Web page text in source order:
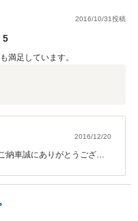
2016/10/31投稿
5
満足しています。
2016/12/20
納車誠にありがとうござい
たです。ヴァンガードは本
年保証が付いていますので